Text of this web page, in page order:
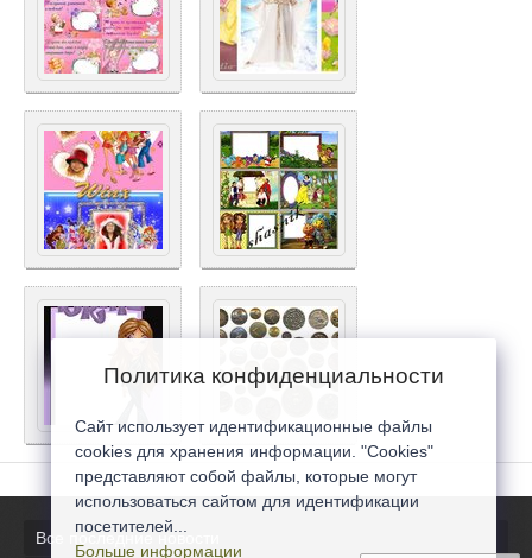
Все последние новости
Политика конфиденциальности
Сайт использует идентификационные файлы
cookies для хранения информации. "Cookies"
представляют собой файлы, которые могут
использоваться сайтом для идентификации
посетителей...
Больше информации